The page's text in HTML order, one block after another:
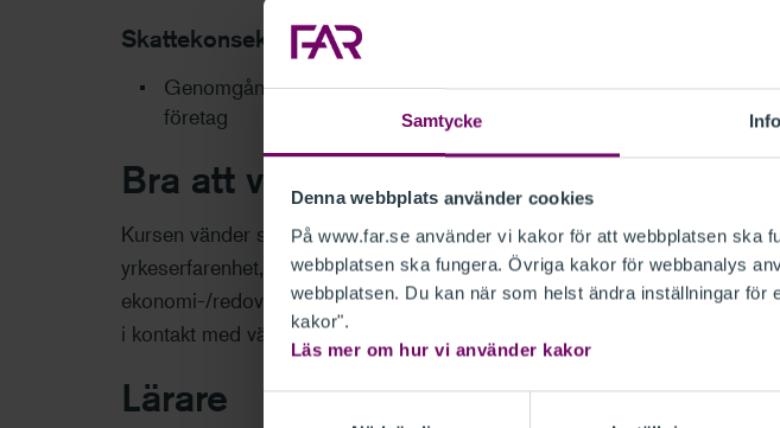
Samtycke
Denna webbplats använder cookies
På www.far.se använder vi kakor för att webbplatsen ska
webbplatsen ska fungera. Övriga kakor för webbanalys
webbplatsen. Du kan när som helst ändra inställningar
kakor".
Läs mer om hur vi använder kakor
Skattekonsekvenser
Genomgång av aktuella skattefrågor i samband med förvärv och
företag
Bra att veta
Kursen vänder sig primärt till revisorer som har cirka tre års relevant
yrkeserfarenhet, men kursen berör också områden för controllers,
ekonomi-/redovisningsansvariga, redovisningskonsulter och advokater
i kontakt med värderingsfrågor. Du bör ha en god kunskap i redovisning.
Lärare